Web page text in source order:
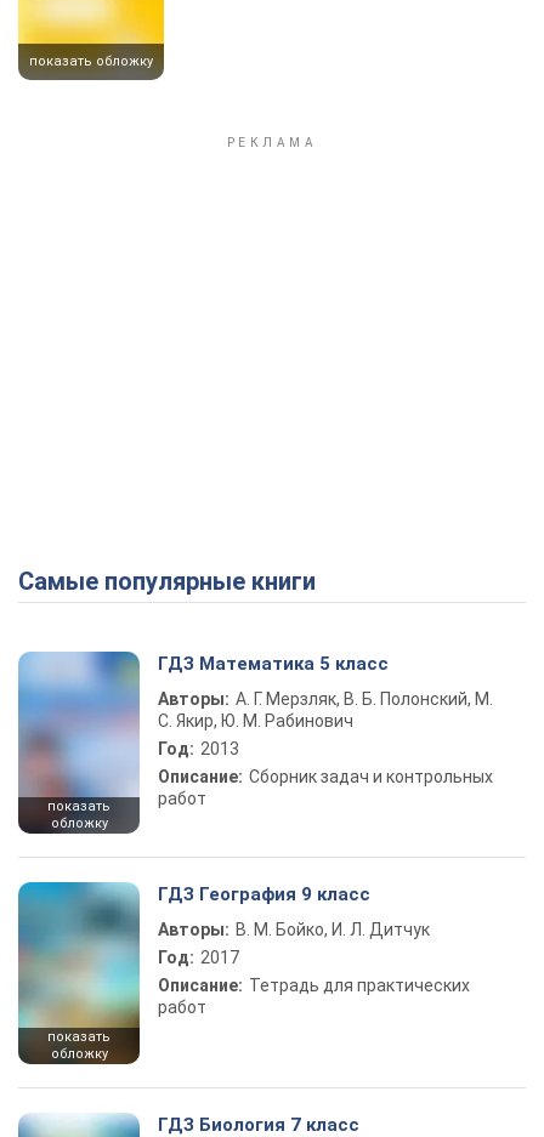
показать обложку
Самые популярные книги
показать
обложку
ГДЗ Математика 5 класс
Авторы: А. Г. Мерзляк, В. Б. Полонский, М.
С. Якир, Ю. М. Рабинович
Год: 2013
Описание: Сборник задач и контрольных
работ
показать
обложку
ГДЗ География 9 класс
Авторы: В. М. Бойко, И. Л. Дитчук
Год: 2017
Описание: Тетрадь для практических
работ
ГДЗ Биология 7 класс